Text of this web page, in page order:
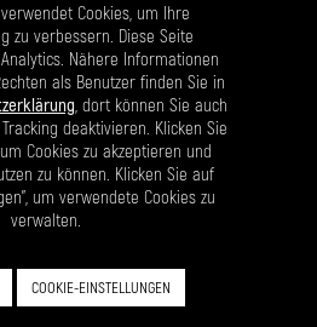
2.480 m² zzgl. Garage
Nutzfläche
Wohnen 1.860 m²
Mehrfamilienhaus befindet
an der Kreuzung Hohe Straße /
Karl Liebknecht
die Hohe Straße miteinander
Cookies, um Ihre
zu verbessern. Diese Seite
Nähere Informationen
als Benutzer finden Sie in
, dort können Sie auch
deaktivieren. Klicken Sie
um Cookies zu akzeptieren und
zu können. Klicken Sie auf
um verwendete Cookies zu
verwalten.
COOKIE-EINSTELLUNGEN